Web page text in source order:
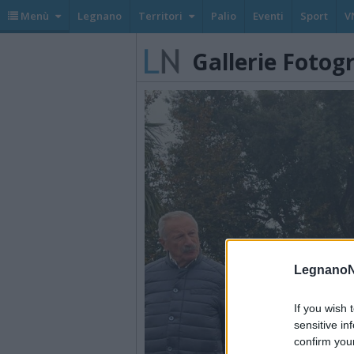
If you wish
sensitive
confirm
Menù Legnano Territori Palio Eventi Sport
Gallerie